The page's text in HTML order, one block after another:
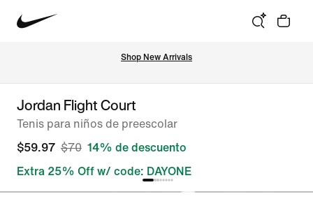
Shop New Arrivals
Jordan Flight Court
Tenis para niños de preescolar
$59.97 $70 14% de descuento
Extra 25% Off w/ code: DAYONE